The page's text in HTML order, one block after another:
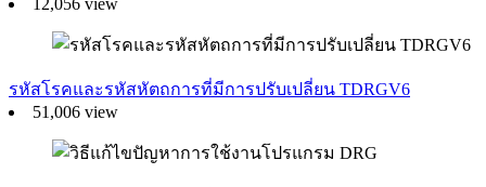
12,056 view
รหัสโรคและรหัสหัตถการที่มีการปรับเปลี่ยน TDRGV6
51,006 view